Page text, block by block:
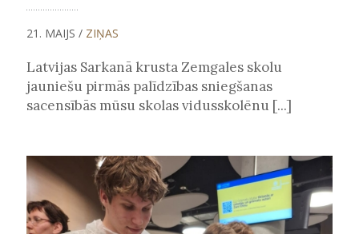
21. MAIJS / ZIŅAS
Latvijas Sarkanā krusta Zemgales skolu
jauniešu pirmās palīdzības sniegšanas
sacensībās mūsu skolas vidusskolēnu [...]